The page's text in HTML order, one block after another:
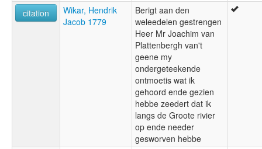
citation
Wikar, Hendrik
Jacob 1779
Berigt aan den
weleedelen gestrengen
Heer Mr Joachim van
Plattenbergh van't
geene my
ondergeteekende
ontmoetis wat ik
gehoord ende gezien
hebbe zeedert dat ik
langs de Groote rivier
op ende needer
gesworven hebbe